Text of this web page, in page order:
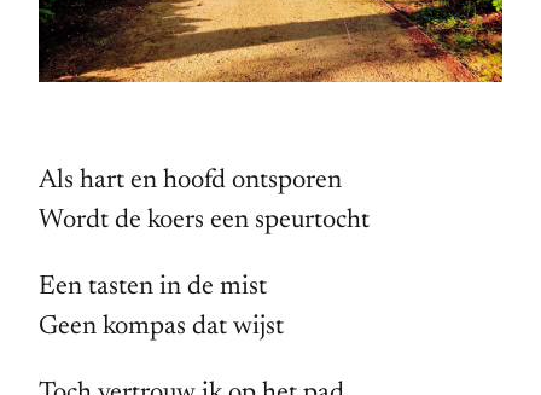
Als hart en hoofd ontsporen
Wordt de koers een speurtocht
Een tasten in de mist
Geen kompas dat wijst